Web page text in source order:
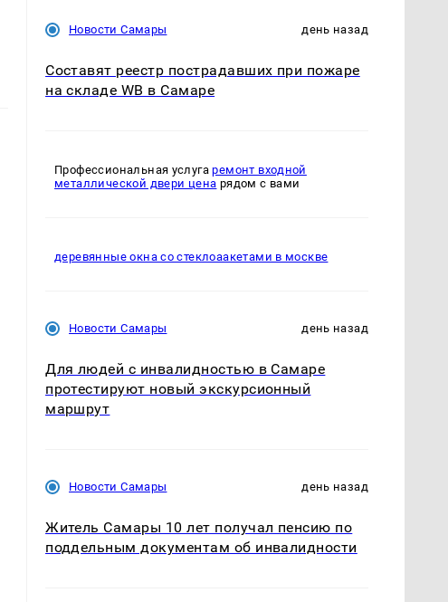
Новости Самары день назад
Составят реестр пострадавших при пожаре
на складе WB в Самаре
Профессиональная услугаремонт входной
металлической двери цена рядом с вами
деревянные окна со стеклоаакетами в москве
Новости Самары день назад
Для людей с инвалидностью в Самаре
протестируют новый экскурсионный
маршрут
Новости Самары день назад
Житель Самары 10 лет получал пенсию по
поддельным документам об инвалидности